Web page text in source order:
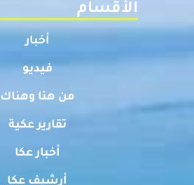
الأقسام
أخبار
فيديو
من هنا وهناك
تقارير عكية
أخبار عكا
أرشيف عكا